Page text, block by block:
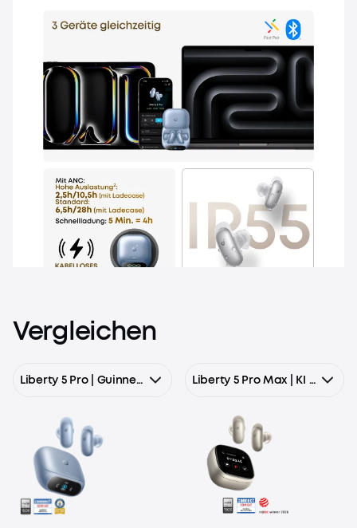
Vergleichen
Liberty 5 Pro | Guinness-Rekord für klare Telefonate, 360° ANC 4.0, Dolby Atmos Liberty 5 Pro Max | KI Kopfhörer mit Smart Display & KI-Notizassistent